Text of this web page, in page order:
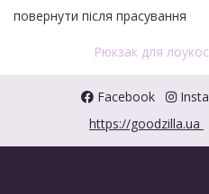
повернути після прасування
Рюкзак для
Facebook
https://goodzilla.ua